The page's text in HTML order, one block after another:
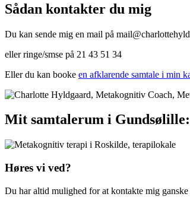
Sådan kontakter du mig
Du kan sende mig en mail på
eller ringe/smse på 21 43 51 34
Eller du kan booke en afklarende samtale i min
Mit samtalerum i Gundsølille:
Høres vi ved?
Du har altid mulighed for at kontakte mig